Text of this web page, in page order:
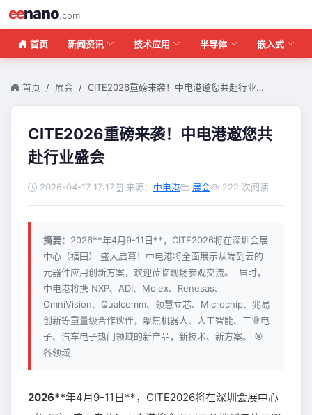
eenano.com
首页 新闻资讯 技术应用 半导体 嵌入式
首页 展会 CITE2026重磅来袭！中电港邀您共赴行业…
CITE2026重磅来袭！中电港邀您共
赴行业盛会
2026-04-17 17:17 来源： 中电港 展会 222 次阅读
摘要： 2026**年4月9-11日**，CITE2026将在深圳会展
中心（福田） 盛大启幕！中电港将全面展示从端到云的
元器件应用创新方案，欢迎莅临现场参观交流。 届时，
中电港将携 NXP、ADI、Molex、Renesas、
OmniVision、Qualcomm、领慧立芯、Microchip、兆易
创新等重量级合作伙伴，聚焦机器人、人工智能、工业电
子、汽车电子热门领域的新产品，新技术、新方案。 🎯
各领域
2026**年4月9-11日**，CITE2026将在深圳会展中心